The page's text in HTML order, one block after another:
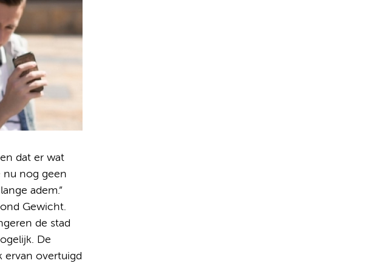
dat er wat
nu nog geen
adem.”
Gewicht.
de stad
De
ervan overtuigd